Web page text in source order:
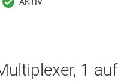
1 auf